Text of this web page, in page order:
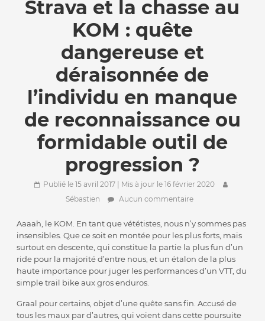
Strava et la chasse au
KOM : quête
dangereuse et
déraisonnée de
l’individu en manque
de reconnaissance ou
formidable outil de
progression ?
Publié le 15 avril 2017| Mis à jour le 16 février 2020
Sébastien
Aucun commentaire
Aaaah, le KOM. En tant que vététistes, nous n’y sommes pas
insensibles. Que ce soit en montée pour les plus forts, mais
surtout en descente, qui constitue la partie la plus fun d’un
ride pour la majorité d’entre nous, et un étalon de la plus
haute importance pour juger les performances d’un VTT, du
simple trail bike aux gros enduros.
Graal pour certains, objet d’une quête sans fin. Accusé de
tous les maux par d’autres, qui voient dans cette poursuite